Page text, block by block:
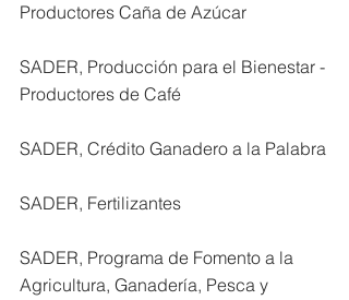
Productores Caña de Azúcar
SADER, Producción para el Bienestar -
Productores de Café
SADER, Crédito Ganadero a la Palabra
SADER, Fertilizantes
SADER, Programa de Fomento a la
Agricultura, Ganadería, Pesca y